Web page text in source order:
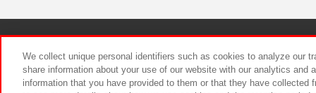
食品のご
We collect unique personal identifiers such as cookies to analyze our
share information about your use of our website with our analytics and
information that you have provided to them or that they have